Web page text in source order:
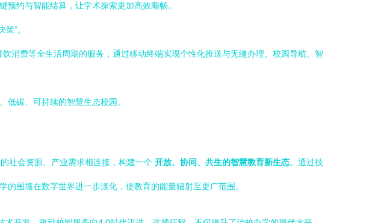
约与智能结算，让学术探索更加高效顺畅。
”。
消费等全生活周期的服务，通过移动终端实现个性化推送与无缝办理。校园导航、智
碳、可持续的智慧生态校园。
社会资源、产业需求相连接，构建一个 开放、协同、共生的智慧教育新生态。通过技
围墙在数字世界进一步淡化，使教育的能量辐射至更广范围。